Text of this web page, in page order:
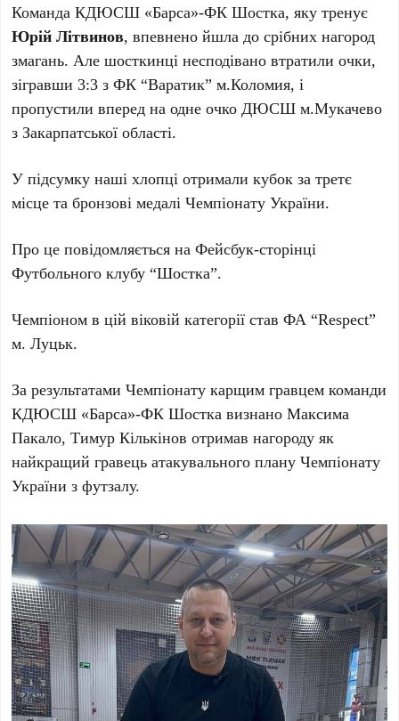
Команда КДЮСШ «Барса»-ФК Шостка, яку тренує
Юрій Літвинов, впевнено йшла до срібних нагород
змагань. Але шосткинці несподівано втратили очки,
зігравши 3:3 з ФК “Варатик” м.Коломия, і
пропустили вперед на одне очко ДЮСШ м.Мукачево
з Закарпатської області.
У підсумку наші хлопці отримали кубок за третє
місце та бронзові медалі Чемпіонату України.
Про це повідомляється на Фейсбук-сторінці
Футбольного клубу “Шостка”.
Чемпіоном в цій віковій категорії став ФА “Respect”
м. Луцьк.
За результатами Чемпіонату карщим гравцем команди
КДЮСШ «Барса»-ФК Шостка визнано Максима
Пакало, Тимур Кількінов отримав нагороду як
найкращий гравець атакувального плану Чемпіонату
України з футзалу.